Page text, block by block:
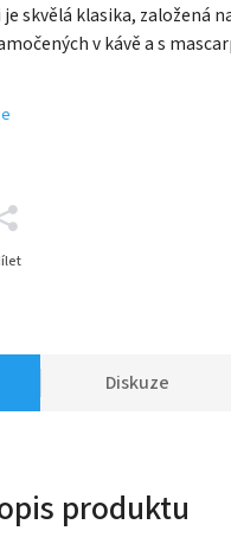
skvělá klasika, založená
v kávě a s
Diskuze
produktu